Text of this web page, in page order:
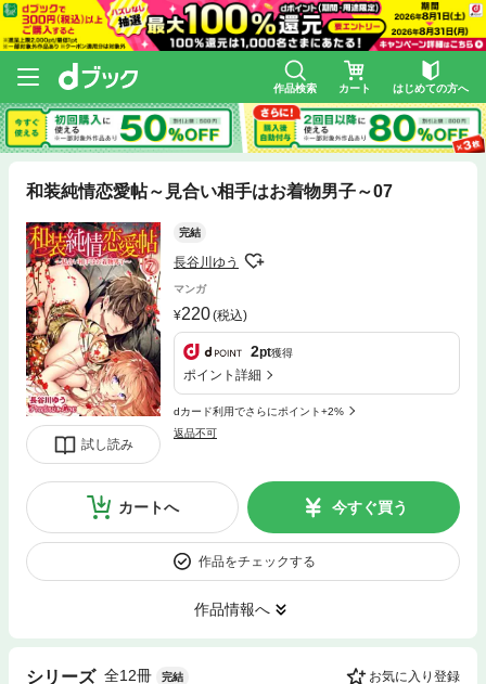
作品検索 カート はじめての方へ
和装純情恋愛帖～見合い相手はお着物男子～07
試し読み
完結
長谷川ゆう
マンガ
220(税込)
2pt獲得
ポイント詳細
dカード利用でさらにポイント+2%
返品不可
カートへ 今すぐ買う
作品をチェックする
作品情報へ
シリーズ 全12冊 完結 お気に入り登録